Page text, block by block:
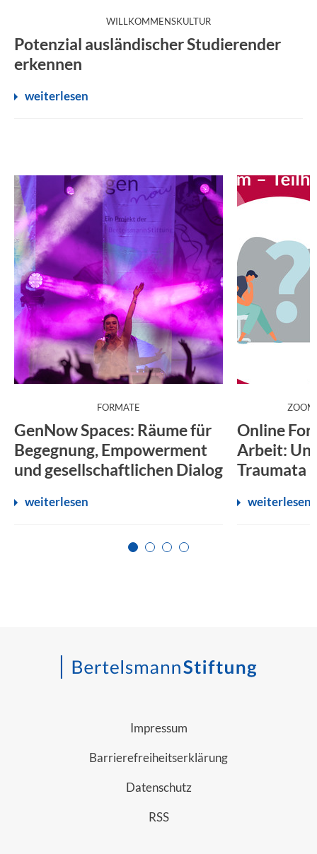
WILLKOMMENSKULTUR:
Potenzial ausländischer Studierender
erkennen
weiterlesen
FORMATE
GenNow Spaces: Räume für
Begegnung, Empowerment
und gesellschaftlichen Dialog
weiterlesen
Online
Arbeit:
Traumata
weiterlesen
Zur Seite 1
Zur Seite 2
Zur Seite 3
Zur Seite 4
Impressum
Barrierefreiheitserklärung
Datenschutz
RSS